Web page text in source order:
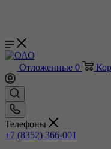
Отложенные 0
Телефоны
+7 (8352) 366-001